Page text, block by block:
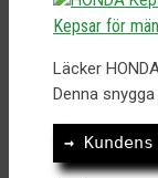
Kepsar för män
Läcker
Denna
→